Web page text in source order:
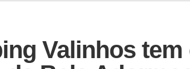
Valinhos